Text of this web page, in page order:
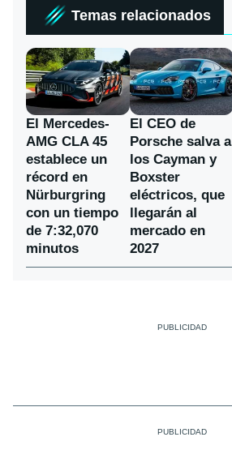
Temas relacionados
El Mercedes-
AMG CLA 45
establece un
récord en
Nürburgring
con un tiempo
de 7:32,070
minutos
El CEO de
Porsche salva a
los Cayman y
Boxster
eléctricos, que
llegarán al
mercado en
2027